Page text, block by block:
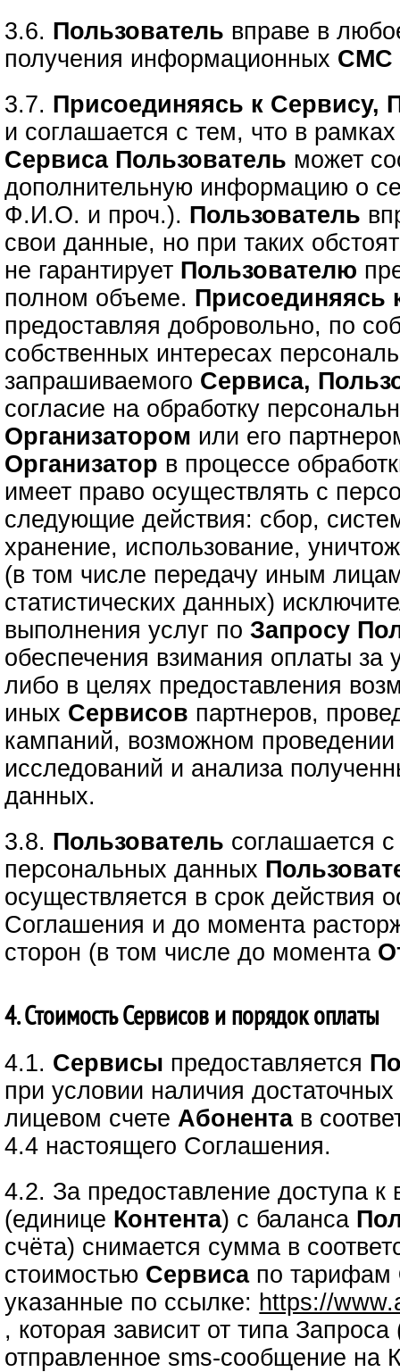
3.6. Пользователь вправе в
получения информационных СМС
3.7. Присоединяясь к Сервису,
и соглашается с тем, что в рамках
Сервиса Пользователь может
дополнительную информацию о
Ф.И.О. и проч.). Пользователь
свои данные, но при таких
не гарантирует Пользователю
полном объеме. Присоединяясь
предоставляя добровольно, по
собственных интересах
запрашиваемого Сервиса,
согласие на обработку
Организатором или его
Организатор в процессе
имеет право осуществлять с
следующие действия: сбор,
хранение, использование,
(в том числе передачу иным
статистических данных)
выполнения услуг поЗапросу
обеспечения взимания оплаты за
либо в целях предоставления
иных Сервисов партнеров,
кампаний, возможном проведении
исследований и анализа
данных.
3.8. Пользователь соглашается
персональных данных
осуществляется в срок действия
Соглашения и до момента
сторон (в том числе до момента
4. Стоимость Сервисов и порядок оплаты
4.1. Сервисы предоставляется
при условии наличия
лицевом счетеАбонентав
4.4 настоящего Соглашения.
4.2. За предоставление доступа
(единице Контента) с баланса
счёта) снимается сумма в
стоимостью Сервисапо тарифам
указанные по ссылке: https://
, которая зависит от типа
отправленное sms-сообщение на